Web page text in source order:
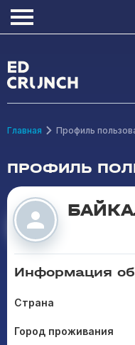
Главная Профиль
ПРОФИЛЬ
Информация
Страна
Город проживания